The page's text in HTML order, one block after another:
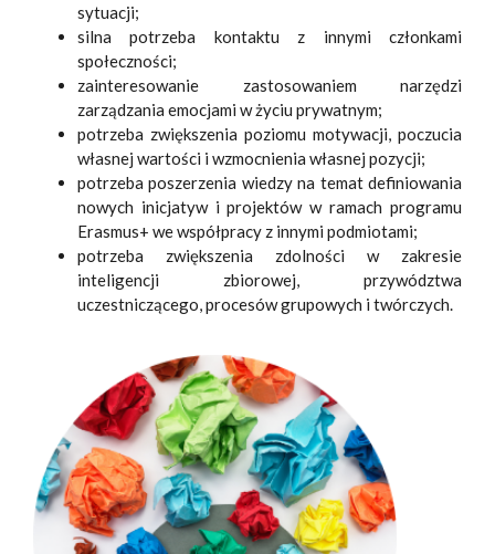
sytuacji;
silna potrzeba kontaktu z innymi członkami
społeczności;
zainteresowanie zastosowaniem narzędzi
zarządzania emocjami w życiu prywatnym;
potrzeba zwiększenia poziomu motywacji, poczucia
własnej wartości i wzmocnienia własnej pozycji;
potrzeba poszerzenia wiedzy na temat definiowania
nowych inicjatyw i projektów w ramach programu
Erasmus+ we współpracy z innymi podmiotami;
potrzeba zwiększenia zdolności w zakresie
inteligencji zbiorowej, przywództwa
uczestniczącego, procesów grupowych i twórczych.